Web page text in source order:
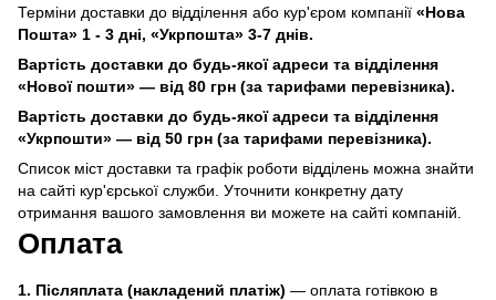
Терміни доставки до відділення або кур'єром компанії «Нова
Пошта» 1 - 3 дні, «Укрпошта» 3-7 днів.
Вартість доставки до будь-якої адреси та відділення
«Нової пошти» — від 80 грн (за тарифами перевізника).
Вартість доставки до будь-якої адреси та відділення
«Укрпошти» — від 50 грн (за тарифами перевізника).
Список міст доставки та графік роботи відділень можна знайти
на сайті кур'єрської служби. Уточнити конкретну дату
отримання вашого замовлення ви можете на сайті компаній.
Оплата
1. Післяплата (накладений платіж) — оплата готівкою в